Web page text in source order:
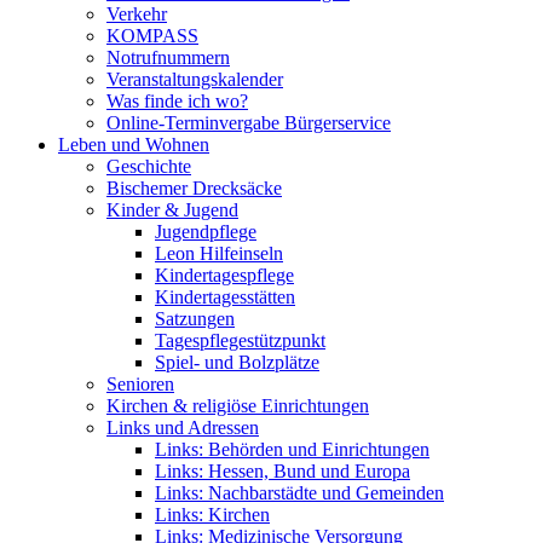
Verkehr
KOMPASS
Notrufnummern
Veranstaltungskalender
Was finde ich wo?
Online-Terminvergabe Bürgerservice
Leben und Wohnen
Geschichte
Bischemer Drecksäcke
Kinder & Jugend
Jugendpflege
Leon Hilfeinseln
Kindertagespflege
Kindertagesstätten
Satzungen
Tagespflegestützpunkt
Spiel- und Bolzplätze
Senioren
Kirchen & religiöse Einrichtungen
Links und Adressen
Links: Behörden und Einrichtungen
Links: Hessen, Bund und Europa
Links: Nachbarstädte und Gemeinden
Links: Kirchen
Links: Medizinische Versorgung